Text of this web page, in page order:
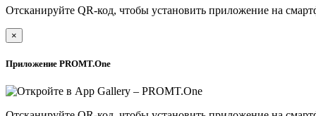
Отсканируйте QR-код, чтобы установить приложение на
×
Приложение PROMT.One